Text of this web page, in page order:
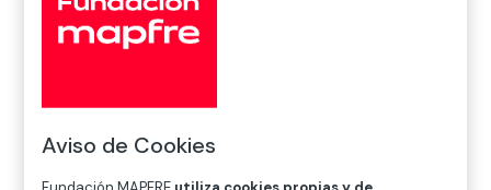
Inicio>Noticias>Premios
 Premios
Aviso de Cookies